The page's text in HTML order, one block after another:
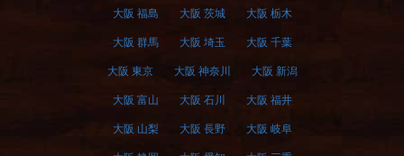
大阪 福島 大阪 茨城 大阪 栃木
大阪 群馬 大阪 埼玉 大阪 千葉
大阪 東京 大阪 神奈川 大阪 新潟
大阪 富山 大阪 石川 大阪 福井
大阪 山梨 大阪 長野 大阪 岐阜